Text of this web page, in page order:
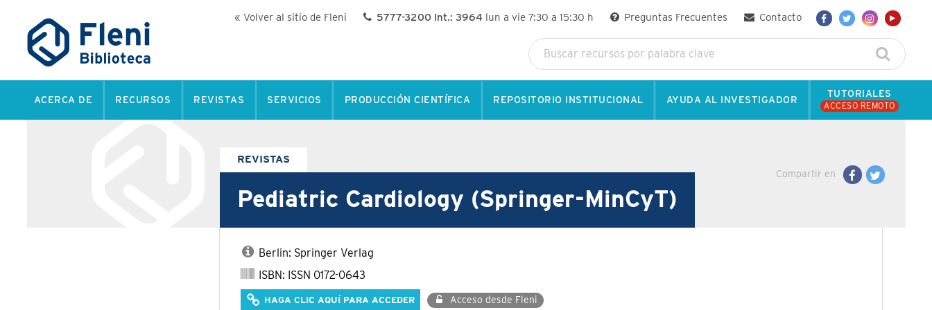
« Volver al sitio de Fleni 5777-3200 Int.: 3964lun a vie 7:30 a 15:30 h Preguntas Frecuentes Contacto
ACERCA DE RECURSOS REVISTAS SERVICIOS PRODUCCIÓN CIENTÍFICA REPOSITORIO INSTITUCIONAL AYUDA AL INVESTIGADOR
TUTORIALES
ACCESO REMOTO
Compartir en
REVISTAS
Pediatric Cardiology (Springer-MinCyT)
Berlin: Springer Verlag
ISBN: ISSN 0172-0643
HAGA CLIC AQUÍ PARA ACCEDER Acceso desde Fleni